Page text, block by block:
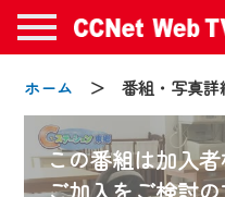
ホーム ＞ 番組・写真詳
この番組は加入